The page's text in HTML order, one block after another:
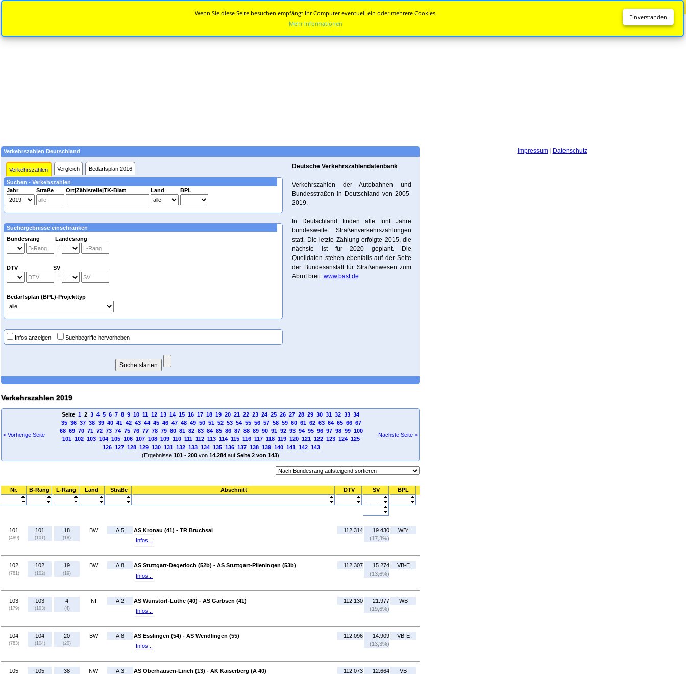
Verkehrszahlen Deutschland
Verkehrszahlen Vergleich Bedarfsplan 2016
Suchen - Verkehszahlen
Jahr
Straße Ort|Zählstelle|TK-Blatt Land BPL
Suchergebnisse einschränken
Bundesrang Landesrang
|
DTV SV
|
Bedarfsplan (BPL)-Projekttyp
Infos anzeigen Suchbegriffe hervorheben
Deutsche Verkehrszahlendatenbank
Verkehrszahlen der Autobahnen und
Bundesstraßen in Deutschland von 2005-
2019.
In Deutschland finden alle fünf Jahre
bundesweite Straßenverkehrszählungen
statt. Die letzte Zählung erfolgte 2015, die
nächste ist für 2020 geplant. Die
Quelldaten stehen ebenfalls auf der Seite
der Bundesanstalt für Straßenwesen zum
Abruf breit: www.bast.de
Verkehrszahlen 2019
< Vorherige Seite
Seite 12 3 4 5 6 7 8 9 10 11 12 13 14 15 16 17 18 19 20 21 22 23 24 25 26 27 28 29 30 31 32 33 34
35 36 37 38 39 40 41 42 43 44 45 46 47 48 49 50 51 52 53 54 55 56 57 58 59 60 61 62 63 64 65 66 67
68 69 70 71 72 73 74 75 76 77 78 79 80 81 82 83 84 85 86 87 88 89 90 91 92 93 94 95 96 97 98 99 100
101 102 103 104 105 106 107 108 109 110 111 112 113 114 115 116 117 118 119 120 121 122 123 124 125
126 127 128 129 130 131 132 133 134 135 136 137 138 139 140 141 142 143
(Ergebnisse 101- 200von 14.284auf Seite 2 von 143)
Nächste Seite >
Nr. B-Rang L-Rang Land Straße Abschnitt DTV SV BPL
101
(489)
101
(101)
18
(18)
BW A 5
AS Kronau (41) - TR Bruchsal
Infos...
112.314
19.430
(17,3%)
WB*
102
(781)
102
(102)
19
(19)
BW A 8
AS Stuttgart-Degerloch (52b) - AS Stuttgart-Plieningen (53b)
Infos...
112.307
15.274
(13,6%)
VB-E
103
(179)
103
(103)
4
(4)
NI A 2
AS Wunstorf-Luthe (40) - AS Garbsen (41)
Infos...
112.130
21.977
(19,6%)
WB
104
(783)
104
(104)
20
(20)
BW A 8
AS Esslingen (54) - AS Wendlingen (55)
Infos...
112.096
14.909
(13,3%)
VB-E
105 105 38 NW A 3
AS Oberhausen-Lirich (13) - AK Kaiserberg (A 40)
112.073
12.664
VB
Impressum| Datenschutz
Einverstanden
Wenn Sie diese Seite besuchen empfängt Ihr Computer eventuell ein oder mehrere Cookies.
Mehr Informationen